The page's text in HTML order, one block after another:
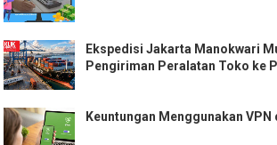
Ekspedisi Jakarta Manokwari
Pengiriman Peralatan Toko ke
Keuntungan Menggunakan VPN